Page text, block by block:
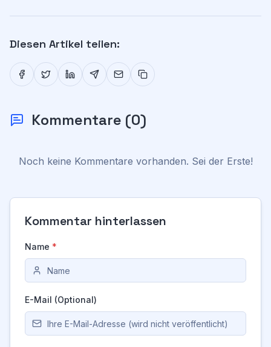
Diesen Artikel teilen:
Kommentare (0)
Noch keine Kommentare vorhanden. Sei der Erste!
Kommentar hinterlassen
Name *
E-Mail (Optional)